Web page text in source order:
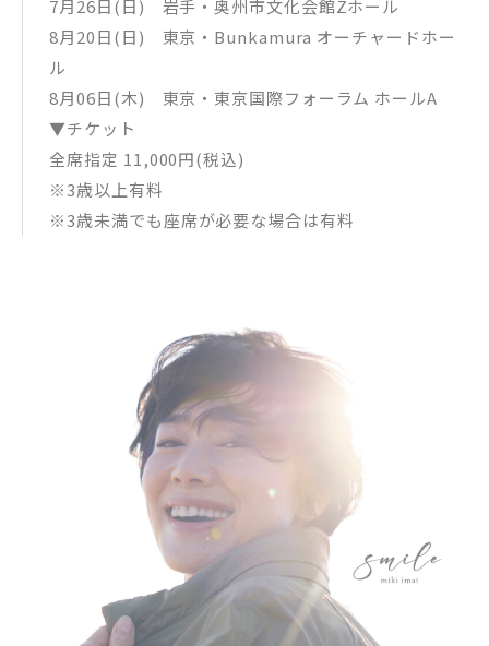
7月26日(日) 岩手・奥州市文化会館Zホール
8月20日(日) 東京・Bunkamura オーチャードホー
ル
8月06日(木) 東京・東京国際フォーラム ホールA
▼チケット
全席指定 11,000円(税込)
※3歳以上有料
※3歳未満でも座席が必要な場合は有料